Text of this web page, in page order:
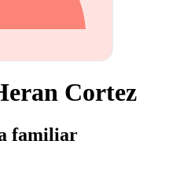
Cortez
familiar